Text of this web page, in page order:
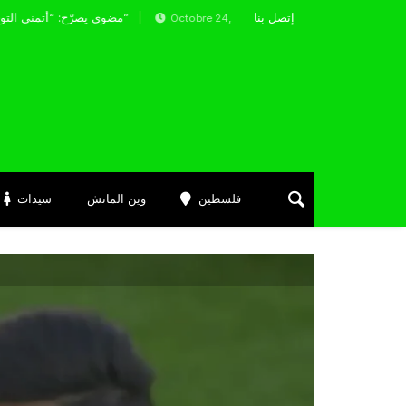
مضوي يصرّح: “أتمنى التوفيق لممثلي الكرة الجزائرية في المسابقات القارية” Octobre 24, 2025 في الكؤوس وصيام تهديفي في الدوري
إتصل بنا
سيدات وين الماتش فلسطين